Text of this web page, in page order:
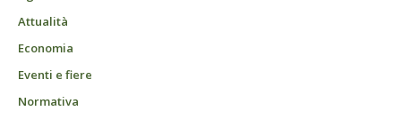
Attualità
Economia
Eventi e fiere
Normativa